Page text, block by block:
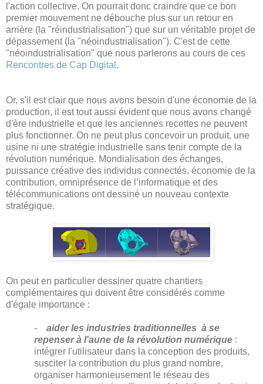
l'action collective. On pourrait donc craindre que ce bon
premier mouvement ne débouche plus sur un retour en
arrière (la "réindustrialisation") que sur un véritable projet de
dépassement (la "néoindustrialisation"). C'est de cette
"néoindustrialisation" que nous parlerons au cours de ces
Rencontres de Cap Digital .
Or, s'il est clair que nous avons besoin d'une économie de la
production, il est tout aussi évident que nous avons changé
d'ère industrielle et que les anciennes recettes ne peuvent
plus fonctionner. On ne peut plus concevoir un produit, une
usine ni une stratégie industrielle sans tenir compte de la
révolution numérique. Mondialisation des échanges,
puissance créative des individus connectés, économie de la
contribution, omniprésence de l’informatique et des
télécommunications ont dessiné un nouveau contexte
stratégique.
On peut en particulier dessiner quatre chantiers
complémentaires qui doivent être considérés comme
d'égale importance :
- aider les industries traditionnelles à se
repenser à l'aune de la révolution numérique :
intégrer l'utilisateur dans la conception des produits,
susciter la contribution du plus grand nombre,
organiser harmonieusement le réseau des